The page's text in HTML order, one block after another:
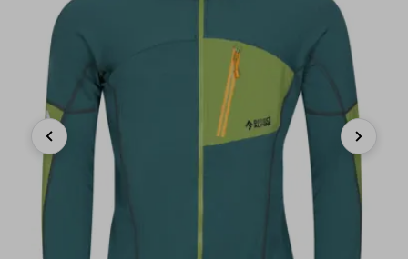
Previous Next